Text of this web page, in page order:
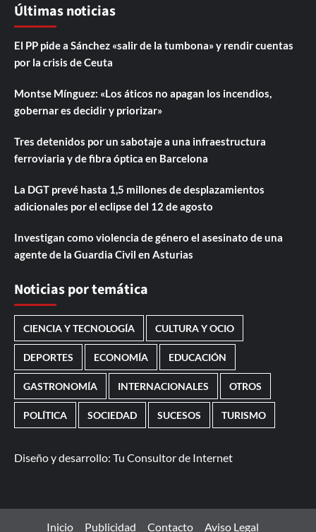
Últimas noticias
El PP pide a Sánchez «salir de la tumbona» y rendir cuentas
por la crisis de Ceuta
Montse Mínguez: «Los áticos no apagan los incendios,
gobernar es decidir y priorizar»
Tres detenidos por un sabotaje a una infraestructura
ferroviaria y de fibra óptica en Barcelona
La DGT prevé hasta 1,5 millones de desplazamientos
adicionales por el eclipse del 12 de agosto
Investigan como violencia de género el asesinato de una
agente de la Guardia Civil en Asturias
Noticias por temática
CIENCIA Y TECNOLOGÍA CULTURA Y OCIO
DEPORTES ECONOMÍA EDUCACIÓN
GASTRONOMÍA INTERNACIONALES OTROS
POLÍTICA SOCIEDAD SUCESOS TURISMO
Diseño y desarrollo: Tu Consultor de Internet
Inicio Publicidad Contacto Aviso Legal